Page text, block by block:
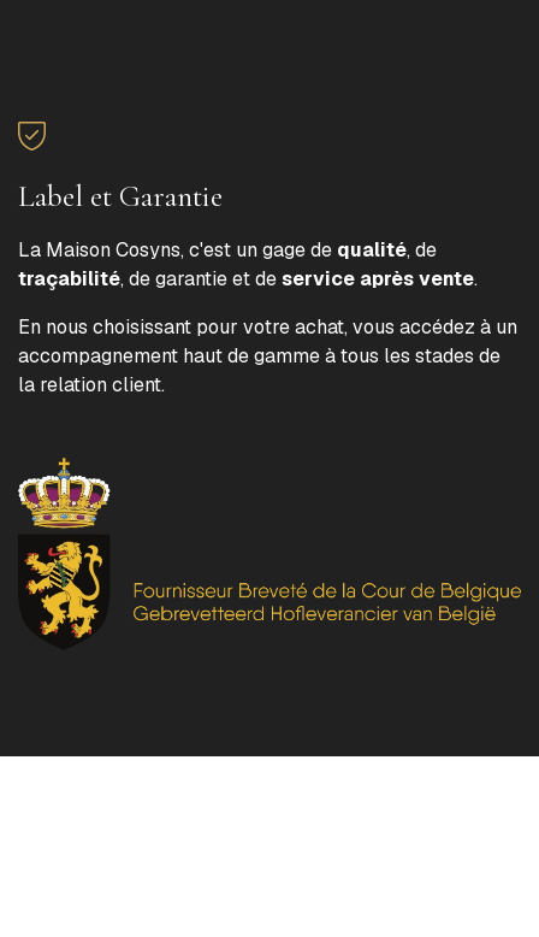
Label et Garantie
La Maison Cosyns, c'est un gage de qualité, de
traçabilité, de garantie et deservice après vente.
En nous choisissant pour votre achat, vous accédez à un
accompagnement haut de gamme à tous les stades de
la relation client.